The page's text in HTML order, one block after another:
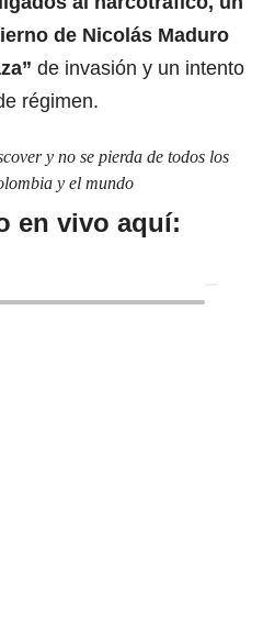
de Nicolás Maduro
de invasión y un intento
régimen.
y no se pierda de todos los
y el mundo
en vivo aquí: